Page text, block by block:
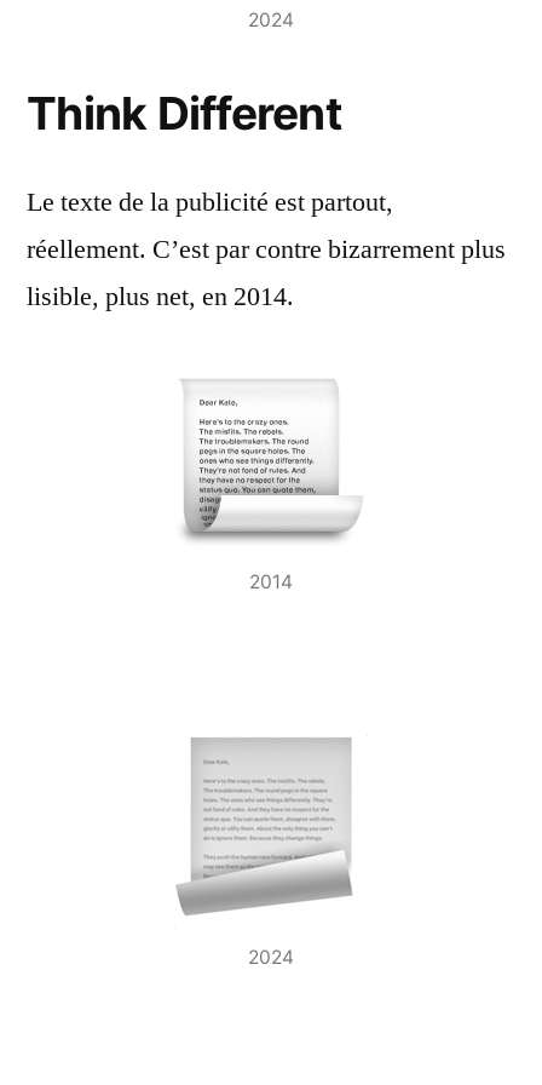
2024
Think Different
Le texte de la publicité est partout,
réellement. C’est par contre bizarrement plus
lisible, plus net, en 2014.
2014
2024